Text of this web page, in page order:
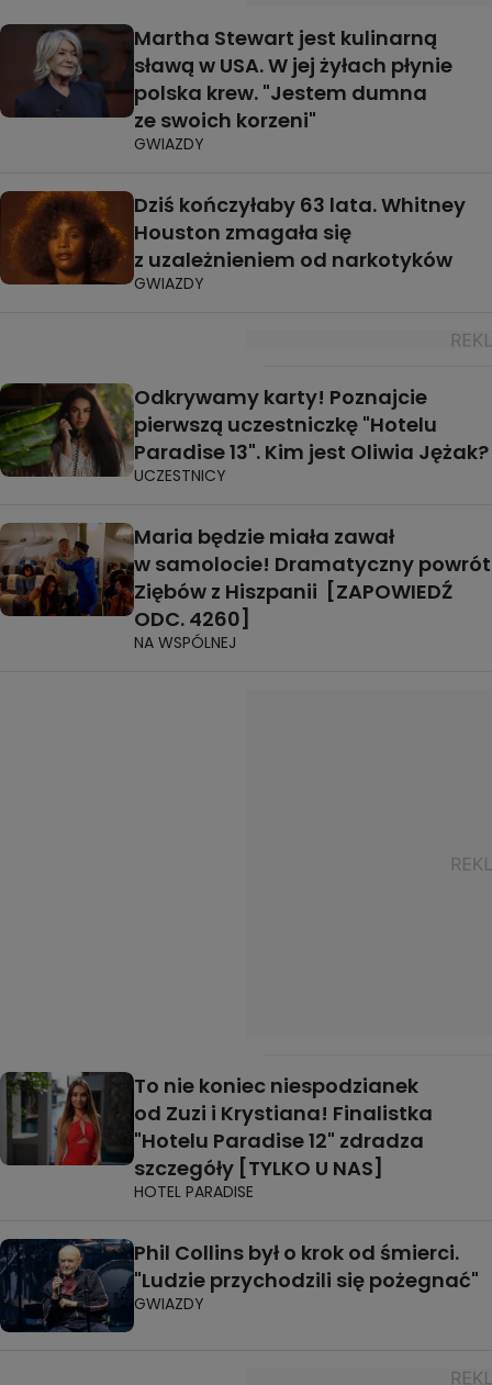
Martha Stewart jest kulinarną
sławą w USA. W jej żyłach płynie
polska krew. "Jestem dumna
ze swoich korzeni"
GWIAZDY
Dziś kończyłaby 63 lata. Whitney
Houston zmagała się
z uzależnieniem od narkotyków
GWIAZDY
Odkrywamy karty! Poznajcie
pierwszą uczestniczkę "Hotelu
Paradise 13". Kim jest Oliwia Jężak?
UCZESTNICY
Maria będzie miała zawał
w samolocie! Dramatyczny powrót
Ziębów z Hiszpanii [ZAPOWIEDŹ
ODC. 4260]
NA WSPÓLNEJ
To nie koniec niespodzianek
od Zuzi i Krystiana! Finalistka
"Hotelu Paradise 12" zdradza
szczegóły [TYLKO U NAS]
HOTEL PARADISE
Phil Collins był o krok od śmierci.
"Ludzie przychodzili się pożegnać"
GWIAZDY